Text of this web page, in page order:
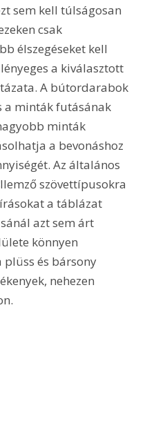
sem kell túlságosan
csak
élszegéseket kell
a kiválasztott
A bútordarabok
a minták futásának
minták
a bevonáshoz
Az általános
szövettípusokra
a táblázat
azt sem árt
könnyen
és bársony
nehezen